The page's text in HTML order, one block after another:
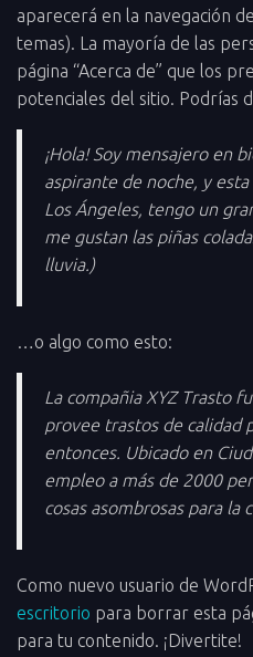
aparecerá en la navegación
temas). La mayoría de las
página “Acerca de” que los
potenciales del sitio. Podrías
¡Hola! Soy mensajero en
aspirante de noche, y
Los Ángeles, tengo un
me gustan las piñas
lluvia.)
…o algo como esto:
La compañia XYZ Trasto
provee trastos de calidad
entonces. Ubicado en
empleo a más de 2000
cosas asombrosas para la
Como nuevo usuario de
escritorio para borrar esta
para tu contenido. ¡Divertite!